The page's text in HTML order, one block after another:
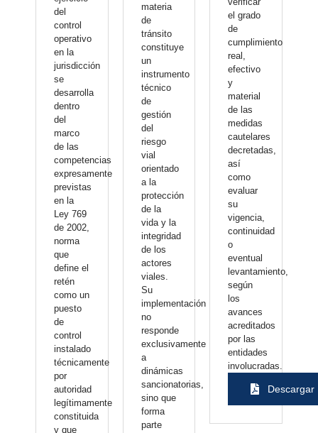
del
control
operativo
en la
jurisdicción
se
desarrolla
dentro
del
marco
de las
competencias
expresamente
previstas
en la
Ley 769
de 2002,
norma
que
define el
retén
como un
puesto
de
control
instalado
técnicamente
por
autoridad
legítimamente
constituida
y que
materia
de
tránsito
constituye
un
instrumento
técnico
de
gestión
del
riesgo
vial
orientado
a la
protección
de la
vida y la
integridad
de los
actores
viales.
Su
implementación
no
responde
exclusivamente
a
dinámicas
sancionatorias,
sino que
forma
parte
el grado
de
cumplimiento
real,
efectivo
y
material
de las
medidas
cautelares
decretadas,
así
como
evaluar
su
vigencia,
continuidad
o
eventual
levantamiento,
según
los
avances
acreditados
por las
entidades
involucradas.
Descargar